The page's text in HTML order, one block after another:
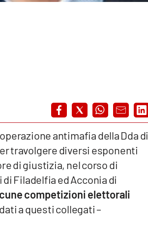
antimafia della Dda di
travolgere diversi esponenti
di giustizia, nel corso di
Filadelfia ed Acconia di
competizioni elettorali
a questi collegati –